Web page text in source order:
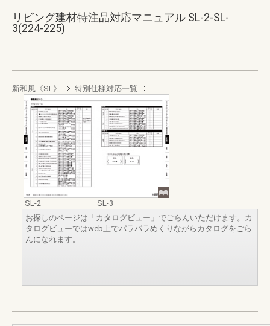
リビング建材特注品対応マニュアル SL-2-SL-
3(224-225)
新和風《SL》 特別仕様対応一覧
SL-2
SL-3
お探しのページは「カタログビュー」でごらんいただけます。カ
タログビューではweb上でパラパラめくりながらカタログをごら
んになれます。